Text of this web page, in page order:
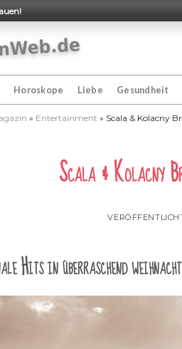
Horoskope Liebe Gesundheit
» Entertainment » Scala & Kolacny
Scala & Kolacny
Hits in überraschend